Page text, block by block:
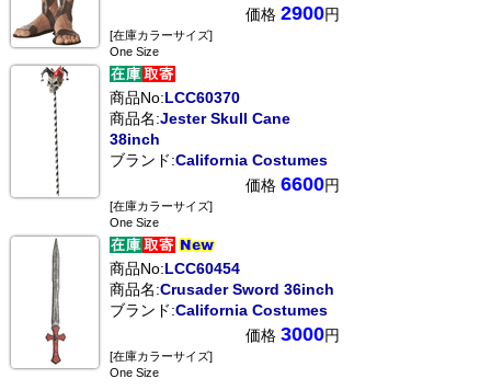
価格 2900円
[在庫カラーサイズ]
One Size
商品No:LCC60370
商品名:Jester Skull Cane
38inch
ブランド:California Costumes
価格 6600円
[在庫カラーサイズ]
One Size
商品No:LCC60454
商品名:Crusader Sword 36inch
ブランド:California Costumes
価格 3000円
[在庫カラーサイズ]
One Size